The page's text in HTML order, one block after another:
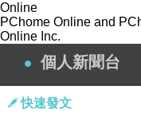
Online
PChome Online and
Online Inc.
個人新聞台
快速發文